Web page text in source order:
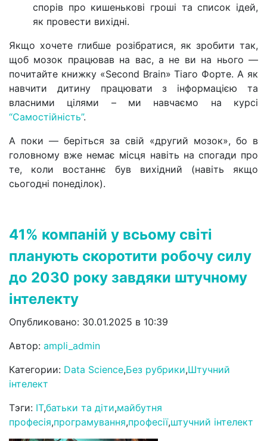
спорів про кишенькові гроші та список ідей,
як провести вихідні.
Якщо хочете глибше розібратися, як зробити так,
щоб мозок працював на вас, а не ви на нього —
почитайте книжку «Second Brain» Тіаго Форте. А як
навчити дитину працювати з інформацією та
власними цілями – ми навчаємо на курсі
“Самостійність”.
А поки — беріться за свій «другий мозок», бо в
головному вже немає місця навіть на спогади про
те, коли востаннє був вихідний (навіть якщо
сьогодні понеділок).
41% компаній у всьому світі
планують скоротити робочу силу
до 2030 року завдяки штучному
інтелекту
Опубликовано: 30.01.2025 в 10:39
Автор: ampli_admin
Категории: Data Science,Без рубрики,Штучний
інтелект
Тэги: IT,батьки та діти,майбутня
професія,програмування,професії,штучний інтелект